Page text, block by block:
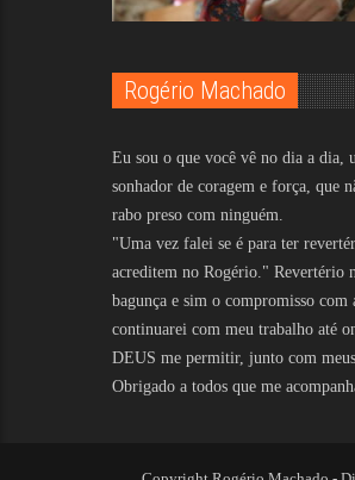
Rogério Machado
Eu sou o que você vê no dia a dia,
sonhador de coragem e força, que
rabo preso com ninguém.
"Uma vez falei se é para ter
acreditem no Rogério." Revertério
bagunça e sim o compromisso com
continuarei com meu trabalho até
DEUS me permitir, junto com
Obrigado a todos que me